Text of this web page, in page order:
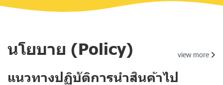
นโยบาย (Policy) view more
แนวทางปฏิบัติการนำสินค้าไป